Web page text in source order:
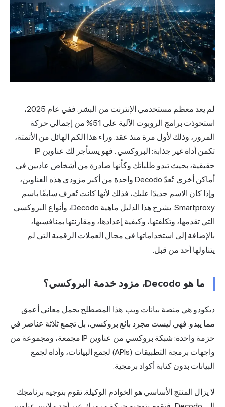
لم يعد معظم مستخدمي الإنترنت من البشر. ففي عام 2025،
استحوذت برامج الروبوت الآلية على 51%
من إجمالي حركة
المرور، وذلك لأول مرة منذ عقد. وراء هذا الكم الهائل من الأتمتة،
تكمن أداة غير جذابة: البروكسي
. فهو يستأجر لك عناوين IP
حقيقية، بحيث تبدو طلباتك وكأنها صادرة من أشخاص عاديين في
أماكن أخرى. تُعدّ Decodo واحدة من أكبر مزودي هذه العناوين،
وإذا كان الاسم جديدًا عليك، فذلك لأنها كانت تُعرف سابقًا باسم
Smartproxy. يشرح هذا الدليل ماهية Decodo، وأنواع البروكسي
التي تقدمها، وتكلفتها، وكيفية إعدادها، ومقارنتها بمنافسيها،
بالإضافة إلى استخداماتها في مجال العملات الرقمية التي لم
يتناولها أحد من قبل.
ما هو Decodo، مزود خدمة البروكسي؟
ديكودو هي منصة بيانات ويب. هذا المصطلح يحمل معاني أعمق
مما يبدو. فهي ليست مجرد بائع بروكسي، بل تجمع ثلاثة عناصر في
حزمة واحدة: شبكة بروكسي من عناوين IP مجمعة، ومجموعة من
واجهات برمجة التطبيقات (APIs) لجمع البيانات، وأداة لجمع
البيانات بدون كتابة أكواد برمجية.
لا يزال المنتج الأساسي هو الخوادم الوكيلة. تقوم بتوجيه برنامجك